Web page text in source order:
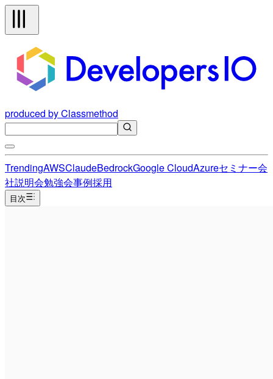
produced by Classmethod
TrendingAWSClaudeBedrockGoogle CloudAzureセミナー会
社説明会勉強会事例採用
目次